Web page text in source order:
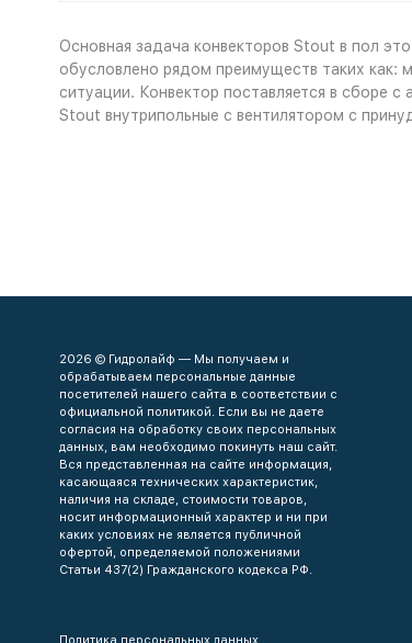
Основная задача конвекторов Stout в пол
обусловлено рядом преимуществ таких как:
ситуации. Конвектор поставляется в сборе
Stout внутрипольные с вентилятором с
2026 © Гидролайф — Мы получаем и
обрабатываем персональные данные
посетителей нашего сайта в соответствии с
официальной политикой. Если вы не даете
согласия на обработку своих персональных
данных, вам необходимо покинуть наш сайт.
Вся представленная на сайте информация,
касающаяся технических характеристик,
наличия на складе, стоимости товаров,
носит информационный характер и ни при
каких условиях не является публичной
офертой, определяемой положениями
Статьи 437(2) Гражданского кодекса РФ.